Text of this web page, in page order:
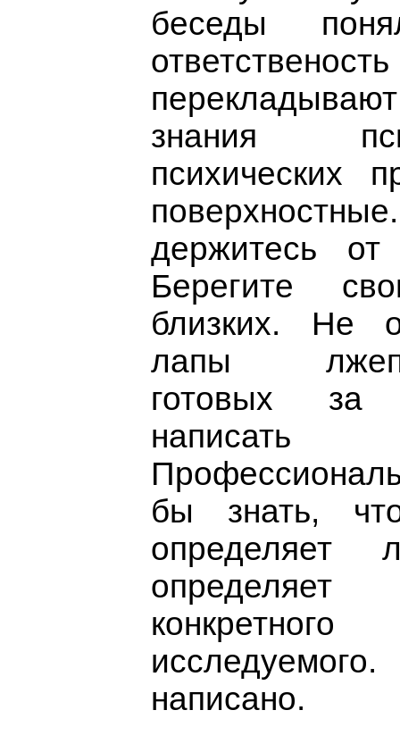
беседы
знания
психических
держитесь
Берегите
близких. Не
лапы
готовых
написать
бы знать,
определяет
написано.